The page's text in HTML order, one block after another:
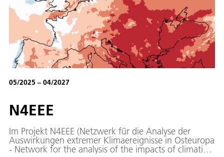
05/2025 – 04/2027
N4EEE
Im Projekt N4EEE (Netzwerk für die Analyse der
Auswirkungen extremer Klimaereignisse in Osteuropa
- Network for the analysis of the impacts of climatic